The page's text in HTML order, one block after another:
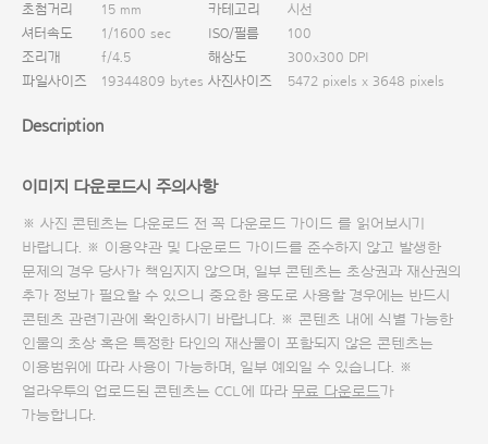
초첨거리
15 mm 카테고리
시선
셔터속도
1/1600 sec ISO/필름
100
조리개
f/4.5 해상도
300x300 DPI
파일사이즈
19344809 bytes 사진사이즈 5472 pixels x 3648 pixels
Description
이미지 다운로드시 주의사항
※ 사진 콘텐츠는 다운로드 전 꼭 다운로드 가이드 를 읽어보시기
바랍니다. ※ 이용약관 및 다운로드 가이드를 준수하지 않고 발생한
문제의 경우 당사가 책임지지 않으며, 일부 콘텐츠는 초상권과 재산권의
추가 정보가 필요할 수 있으니 중요한 용도로 사용할 경우에는 반드시
콘텐츠 관련기관에 확인하시기 바랍니다. ※ 콘텐츠 내에 식별 가능한
인물의 초상 혹은 특정한 타인의 재산물이 포함되지 않은 콘텐츠는
이용범위에 따라 사용이 가능하며, 일부 예외일 수 있습니다. ※
얼라우투의 업로드된 콘텐츠는 CCL에 따라 무료 다운로드가
가능합니다.